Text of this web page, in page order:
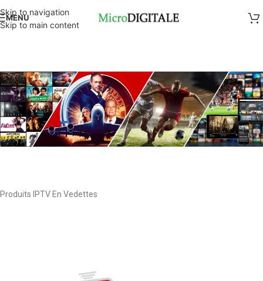
Skip to navigation
Skip to main content
MENU
Produits IPTV En Vedettes